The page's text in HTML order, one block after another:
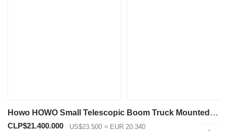
Howo HOWO Small Telescopic Boom Truck Mounted Crane for Sale in Mexic
CLP$21.400.000 US$23.500 ≈ EUR 20.340